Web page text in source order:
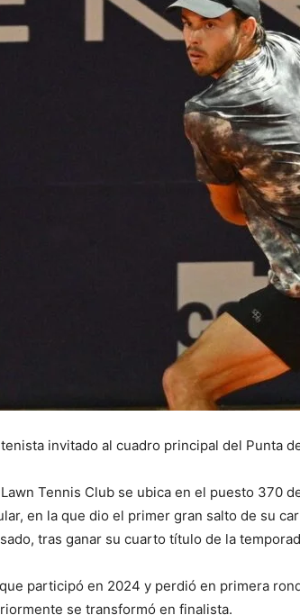
invitado al cuadro principal del Punta
Tennis Club se ubica en el puesto 370
en la que dio el primer gran salto de su
tras ganar su cuarto título de la
participó en 2024 y perdió en primera
se transformó en finalista.